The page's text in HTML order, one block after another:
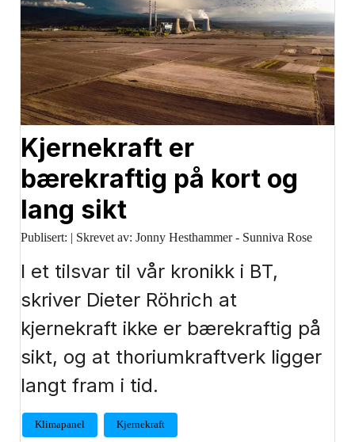
Kjernekraft er
bærekraftig på kort og
lang sikt
Publisert: | Skrevet av: Jonny Hesthammer - Sunniva Rose
I et tilsvar til vår kronikk i BT,
skriver Dieter Röhrich at
kjernekraft ikke er bærekraftig på
sikt, og at thoriumkraftverk ligger
langt fram i tid.
Klimapanel Kjernekraft